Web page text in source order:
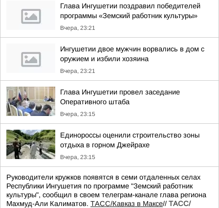
Глава Ингушетии поздравил победителей
программы «Земский работник культуры»
Вчера, 23:21
Ингушетии двое мужчин ворвались в дом с
оружием и избили хозяина
Вчера, 23:21
Глава Ингушетии провел заседание
Оперативного штаба
Вчера, 23:15
Единороссы оценили строительство зоны
отдыха в горном Джейрахе
Вчера, 23:15
Руководители кружков появятся в семи отдаленных селах
Республики Ингушетия по программе "Земский работник
культуры", сообщил в своем телеграм-канале глава региона
Махмуд-Али Калиматов. ТАСС/Кавказ в Максе// ТАСС/